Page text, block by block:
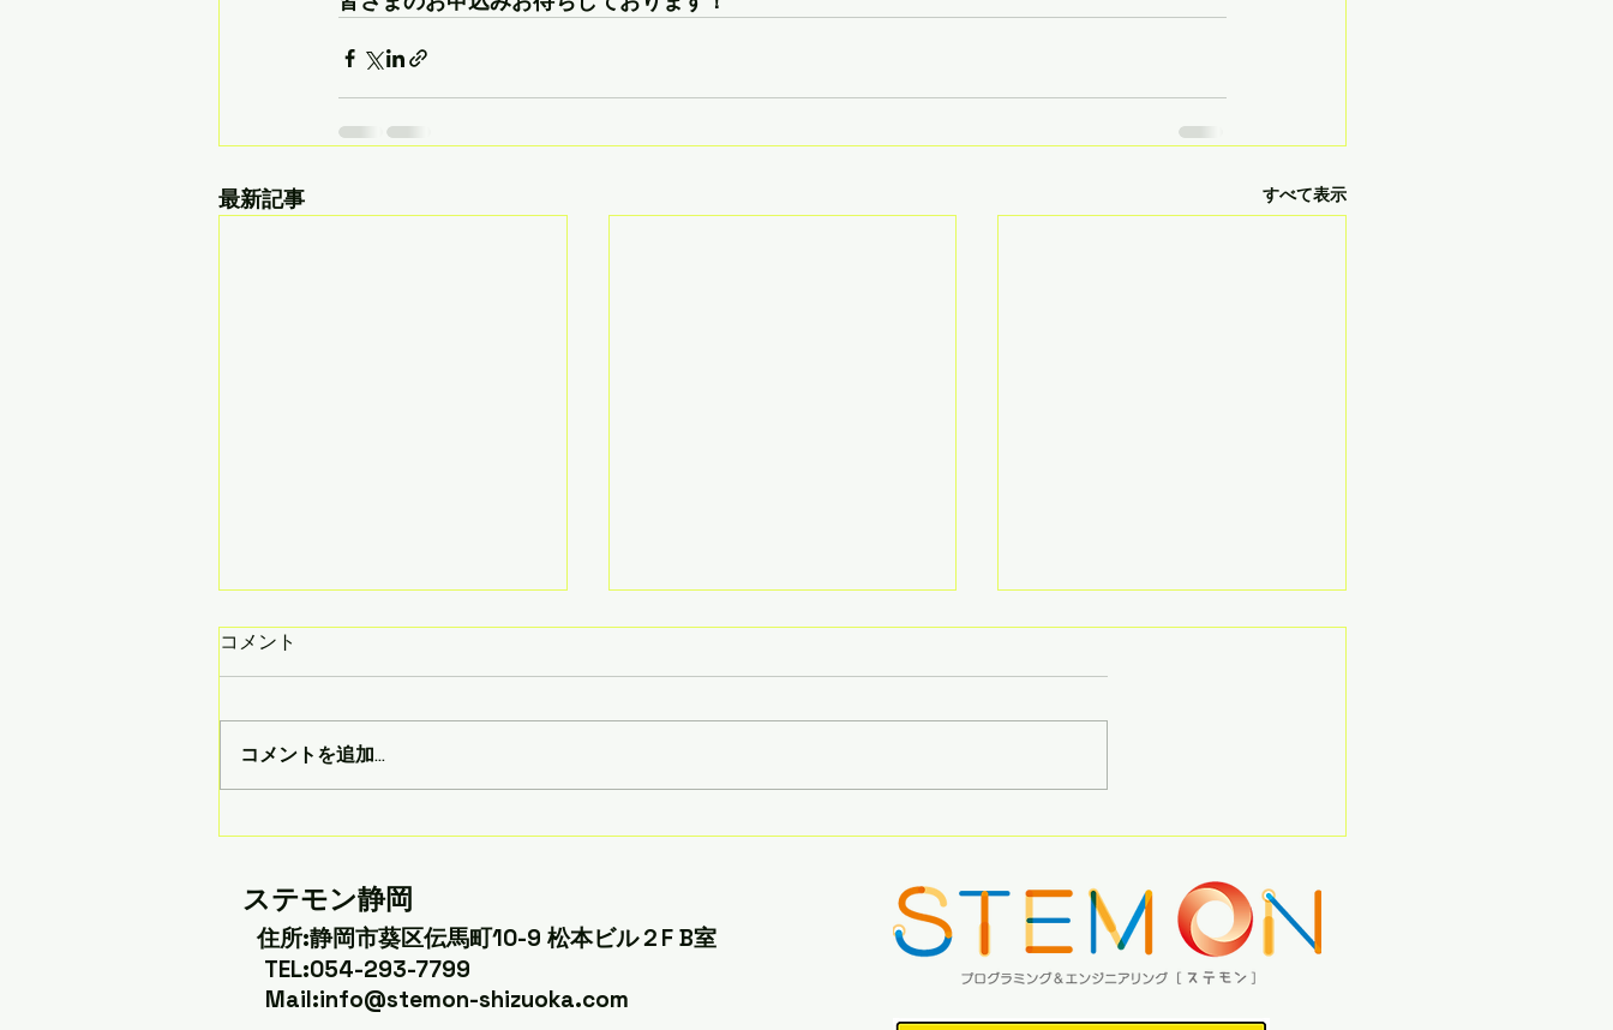
最新記事 すべて表示
り✨ジェスモナイトの立体ア
ート＆レゴ版画ワークショッ
プ🎨
コメント
コメントを追加…
ステモン静岡
住所:静岡市葵区伝馬町10-9 松本ビル２F B室
TEL:054-293-7799
​ Mail:info@stemon-shizuoka.com